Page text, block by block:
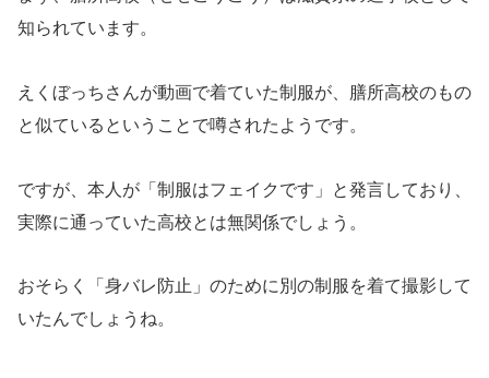
知られています。
えくぼっちさんが動画で着ていた制服が、膳所高校のもの
と似ているということで噂されたようです。
ですが、本人が「制服はフェイクです」と発言しており、
実際に通っていた高校とは無関係でしょう。
おそらく「身バレ防止」のために別の制服を着て撮影して
いたんでしょうね。